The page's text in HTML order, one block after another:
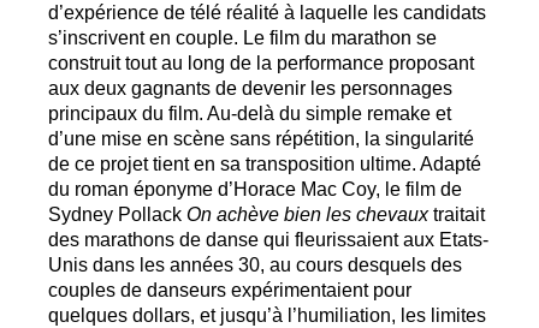
d’expérience de télé réalité à laquelle les candidats
s’inscrivent en couple. Le film du marathon se
construit tout au long de la performance proposant
aux deux gagnants de devenir les personnages
principaux du film. Au-delà du simple remake et
d’une mise en scène sans répétition, la singularité
de ce projet tient en sa transposition ultime. Adapté
du roman éponyme d’Horace Mac Coy, le film de
Sydney Pollack On achève bien les chevauxtraitait
des marathons de danse qui fleurissaient aux Etats-
Unis dans les années 30, au cours desquels des
couples de danseurs expérimentaient pour
quelques dollars, et jusqu’à l’humiliation, les limites